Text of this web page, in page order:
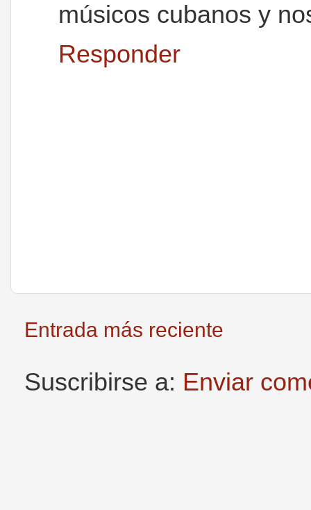
músicos cubanos y
Responder
Entrada más reciente
Suscribirse a: Enviar